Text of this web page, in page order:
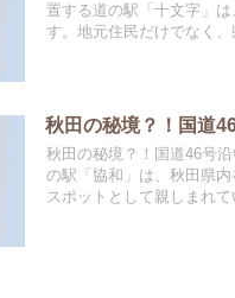
置する道の駅「十文字」
す。地元住民だけでなく
秋田の秘境？！国道
秋田の秘境？！国道46号
の駅「協和」は、秋田県
スポットとして親しまれ